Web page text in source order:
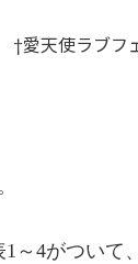
†愛天使ラブフ
～4がついて